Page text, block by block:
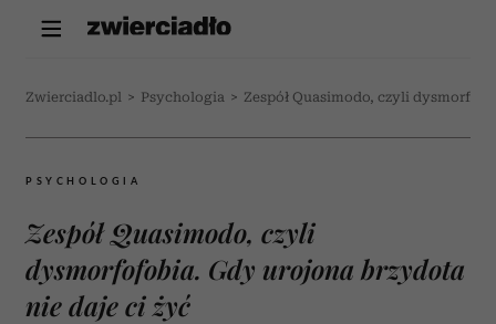
Zwierciadlo.pl > Psychologia > Zespół Quasimodo, czyli
PSYCHOLOGIA
Zespół Quasimodo, czyli
dysmorfofobia. Gdy urojona brzydota
nie daje ci żyć